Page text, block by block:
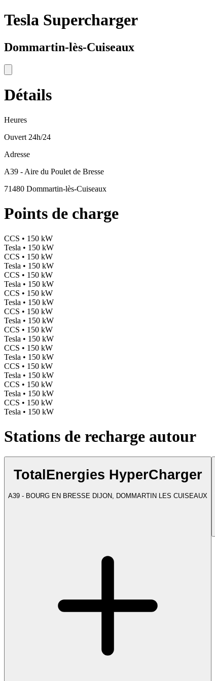
Tesla Supercharger
Dommartin-lès-Cuiseaux
Détails
Heures
Ouvert 24h/24
Adresse
A39 - Aire du Poulet de Bresse
71480 Dommartin-lès-Cuiseaux
Points de charge
CCS • 150 kW
Tesla • 150 kW
CCS • 150 kW
Tesla • 150 kW
CCS • 150 kW
Tesla • 150 kW
CCS • 150 kW
Tesla • 150 kW
CCS • 150 kW
Tesla • 150 kW
CCS • 150 kW
Tesla • 150 kW
CCS • 150 kW
Tesla • 150 kW
CCS • 150 kW
Tesla • 150 kW
CCS • 150 kW
Tesla • 150 kW
CCS • 150 kW
Tesla • 150 kW
Stations de recharge autour
TotalEnergies HyperCharger
A39 - BOURG EN BRESSE DIJON, DOMMARTIN LES CUISEAUX